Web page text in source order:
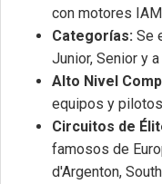
con motores
Categorías: Se
Junior, Senior y
Alto Nivel
equipos y
Circuitos de
famosos de
d'Argenton,